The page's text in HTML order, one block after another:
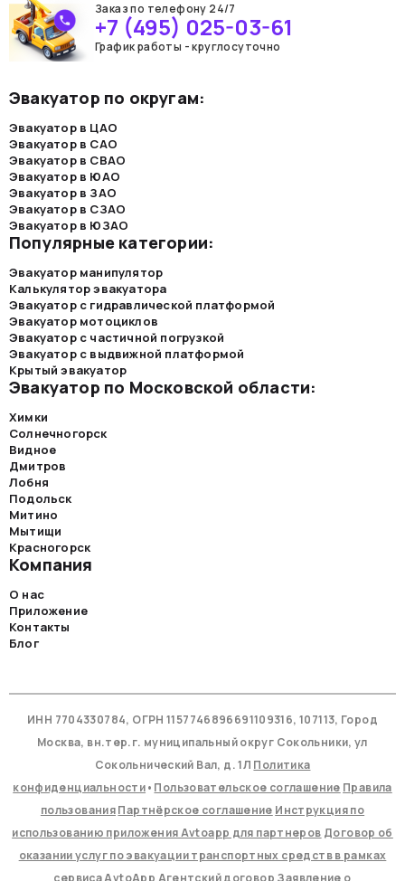
Заказ по телефону 24/7
+7 (495) 025-03-61
График работы - круглосуточно
Эвакуатор по округам:
Эвакуатор в ЦАО
Эвакуатор в САО
Эвакуатор в СВАО
Эвакуатор в ЮАО
Эвакуатор в ЗАО
Эвакуатор в СЗАО
Эвакуатор в ЮЗАО
Популярные категории:
Эвакуатор манипулятор
Калькулятор эвакуатора
Эвакуатор с гидравлической платформой
Эвакуатор мотоциклов
Эвакуатор с частичной погрузкой
Эвакуатор с выдвижной платформой
Крытый эвакуатор
Эвакуатор по Московской области:
Химки
Солнечногорск
Видное
Дмитров
Лобня
Подольск
Митино
Мытищи
Красногорск
Компания
О нас
Приложение
Контакты
Блог
ИНН 7704330784, ОГРН 1157746896691109316, 107113, Город
Москва, вн.тер.г. муниципальный округ Сокольники, ул
Сокольнический Вал, д. 1Л Политика
конфиденциальности• Пользовательское соглашение Правила
пользованияПартнёрское соглашение Инструкция по
использованию приложения Avtoapp для партнеров Договор об
оказании услуг по эвакуации транспортных средств в рамках
сервиса AvtoApp Агентский договор Заявление о